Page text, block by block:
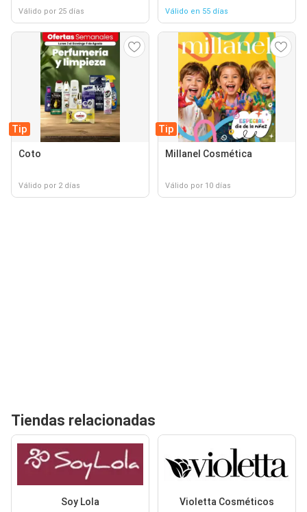
Válido por 25 días Válido en 55 días
Tip
Coto
Válido por 2 días
Tip
Millanel Cosmética
Válido por 10 días
Tiendas relacionadas
Soy Lola Violetta Cosméticos